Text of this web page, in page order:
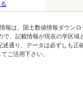
報は、国土数値情報ダウン
、記載情報が現在の学区域
通り、データは必ずしも
ご活用下さい。